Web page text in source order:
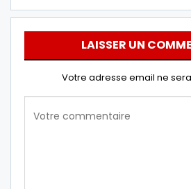
LAISSER UN
Votre adresse email ne